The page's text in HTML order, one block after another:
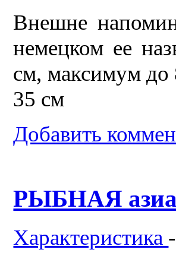
Внешне
немецком ее
см, максимум до
35 см
Добавить
РЫБНАЯ
Характеристика -